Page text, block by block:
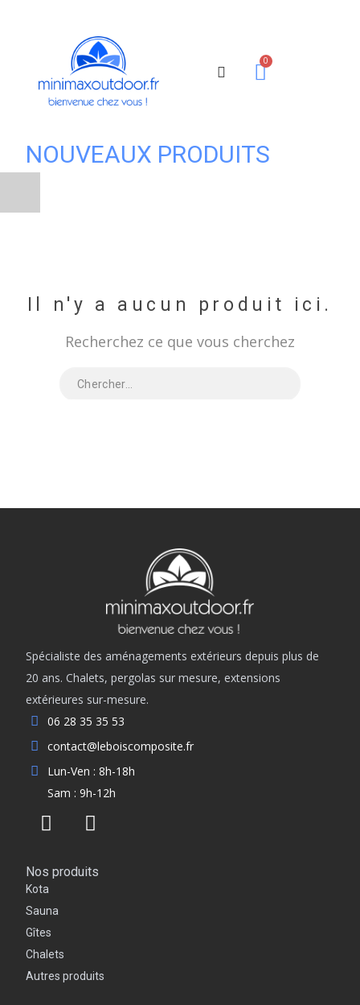
NOUVEAUX PRODUITS
Il n'y a aucun produit ici.
Recherchez ce que vous cherchez
Spécialiste des aménagements extérieurs depuis plus de
20 ans. Chalets, pergolas sur mesure, extensions
extérieures sur-mesure.
06 28 35 35 53
contact@leboiscomposite.fr
Lun-Ven : 8h-18h
Sam : 9h-12h
Nos produits
Kota
Sauna
Gîtes
Chalets
Autres produits